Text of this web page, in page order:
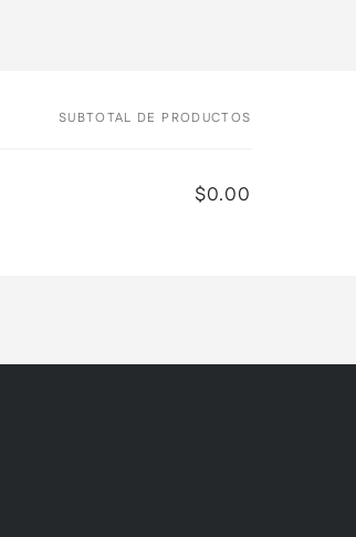
SUBTOTAL DE PRODUCTOS
$0.00